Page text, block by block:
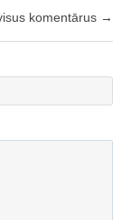
komentārus →